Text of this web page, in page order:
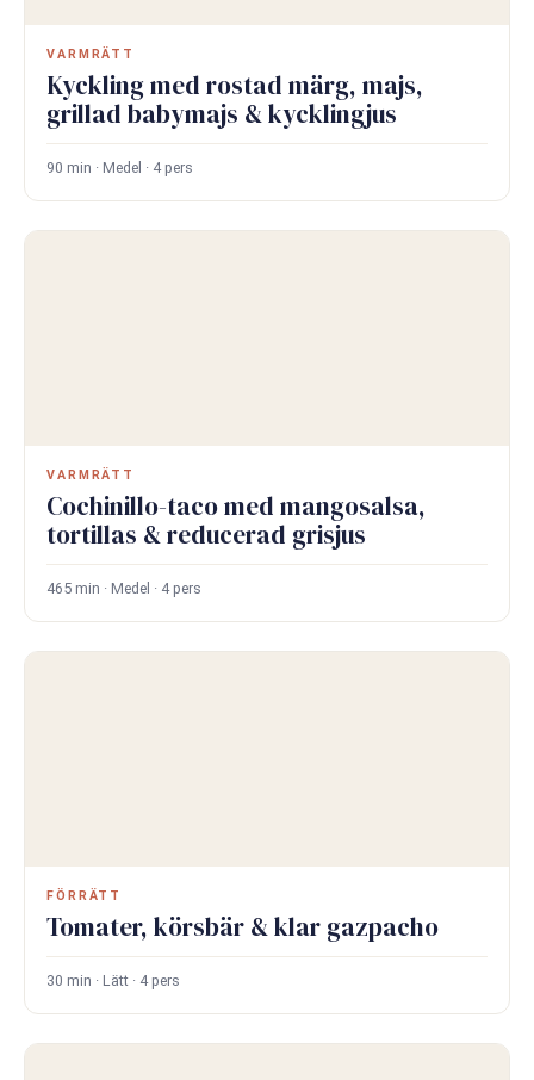
VARMRÄTT
Kyckling med rostad märg, majs,
grillad babymajs & kycklingjus
90 min · Medel · 4 pers
VARMRÄTT
Cochinillo-taco med mangosalsa,
tortillas & reducerad grisjus
465 min · Medel · 4 pers
FÖRRÄTT
Tomater, körsbär & klar gazpacho
30 min · Lätt · 4 pers